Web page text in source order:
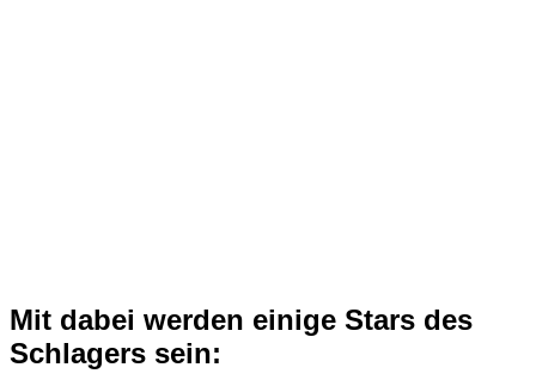
Mit dabei werden einige Stars des
Schlagers sein: